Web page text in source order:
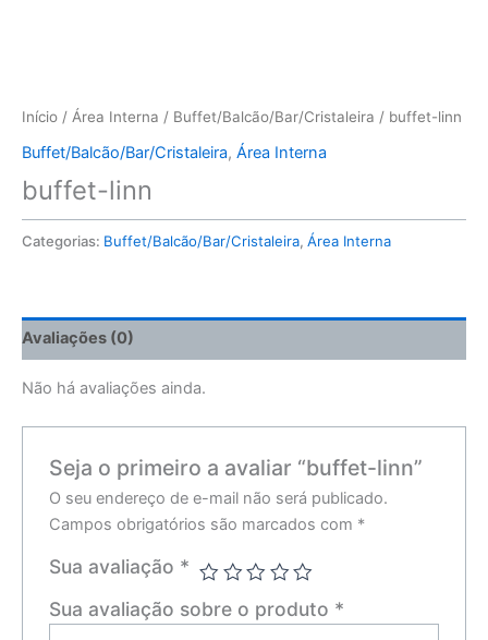
Início / Área Interna / Buffet/Balcão/Bar/Cristaleira / buffet-linn
Buffet/Balcão/Bar/Cristaleira, Área Interna
buffet-linn
Categorias: Buffet/Balcão/Bar/Cristaleira, Área Interna
Avaliações (0)
Não há avaliações ainda.
Seja o primeiro a avaliar “buffet-linn”
O seu endereço de e-mail não será publicado.
Campos obrigatórios são marcados com *
Sua avaliação *
Sua avaliação sobre o produto *